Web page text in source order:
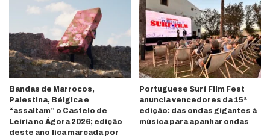
Bandas de Marrocos,
Palestina, Bélgica e
“assaltam” o Castelo de
Leiria no Ágora 2026; edição
deste ano fica marcada por
Portuguese Surf Film Fest
anuncia vencedores da 15ª
edição: das ondas gigantes à
música para apanhar ondas